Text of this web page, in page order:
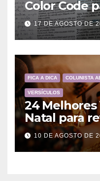
Color Code
Bíblia?
17 DE AGOSTO DE
FICA A DICA COLUNISTA
VERSÍCULOS
24 Melhores
Natal para
Nascimento
10 DE AGOSTO DE